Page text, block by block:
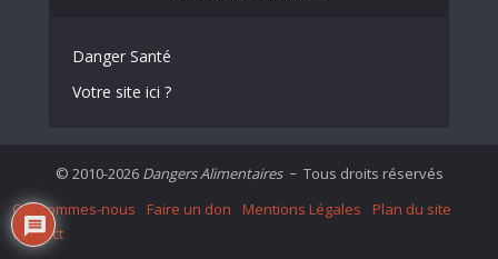
Danger Santé
Votre site ici ?
© 2010-2026 Dangers Alimentaires – Tous droits réservés
Qui sommes-nous
Faire un don Mentions Légales
Plan du site
Contact